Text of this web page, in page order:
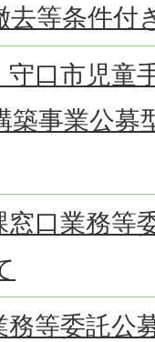
去等条件付
守口市児
築事業公募
口業務等
務等委託公